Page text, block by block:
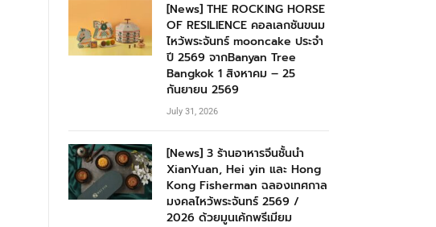
[News] THE ROCKING HORSE
OF RESILIENCE คอลเลกชันขนม
ไหว้พระจันทร์ mooncake ประจำ
ปี 2569 จากBanyan Tree
Bangkok 1 สิงหาคม – 25
กันยายน 2569
July 31, 2026
[News] 3 ร้านอาหารจีนชั้นนำ
XianYuan, Hei yin และ Hong
Kong Fisherman ฉลองเทศกาล
มงคลไหว้พระจันทร์ 2569 /
2026 ด้วยมูนเค้กพรีเมียม